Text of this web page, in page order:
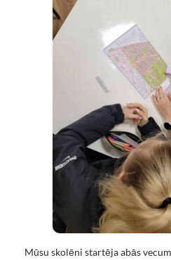
Mūsu skolēni startēja abās